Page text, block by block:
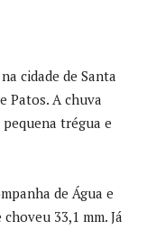
cidade de Santa
Patos. A chuva
trégua e
de Água e
33,1 mm. Já